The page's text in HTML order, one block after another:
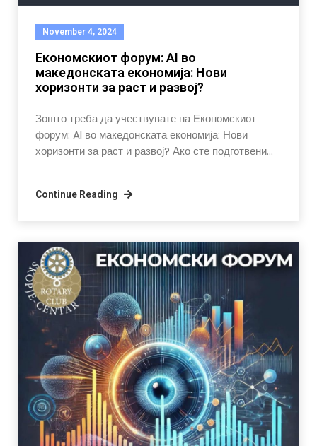
November 4, 2024
Економскиот форум: AI во
македонската економија: Нови
хоризонти за раст и развој?
Зошто треба да учествувате на Економскиот
форум: AI во македонската економија: Нови
хоризонти за раст и развој? Ако сте подготвени…
Continue Reading